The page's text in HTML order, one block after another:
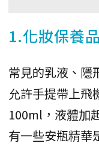
1.化妝保養
常見的乳液、隱
允許手提帶上飛
100ml，液體加
有一些安瓶精華